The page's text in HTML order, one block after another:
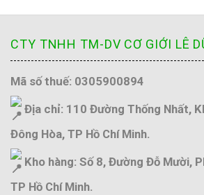
CTY TNHH TM-DV CƠ GIỚI LÊ
Mã số thuế: 0305900894
Địa chỉ: 110 Đường Thống Nhất,
Đông Hòa, TP Hồ Chí Minh.
Kho hàng: Số 8, Đường Đỗ Mười,
TP Hồ Chí Minh.